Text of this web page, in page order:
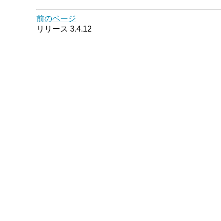
前のページ
リリース 3.4.12